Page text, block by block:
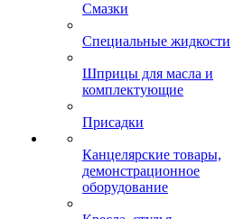
Смазки
Специальные жидкости
Шприцы для масла и
комплектующие
Присадки
Канцелярские товары,
демонстрационное
оборудование